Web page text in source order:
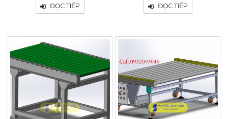
ĐỌC TIẾP ĐỌC TIẾP